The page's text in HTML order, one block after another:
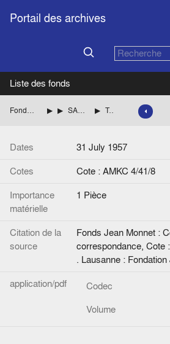
Portail des archives
Liste des fonds
Fonds Jean Monnet : Comité d'action, correspondance ITALIESARAGAT Giuseppe (Parti socialiste démocratique italien, PSDI) Liste des èces Télégramme de Jean Monnet à G. Saragat.
Dates
31 July 1957
Cotes
Cote : AMKC 4/41/8
Importance
matérielle
1 Pièce
Citation de la
source
Fonds Jean Monnet :
correspondance, Cote
. Lausanne :
application/pdf
Codec
Volume